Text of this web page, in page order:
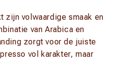
zijn volwaardige smaak en
van Arabica en
zorgt voor de juiste
vol karakter, maar